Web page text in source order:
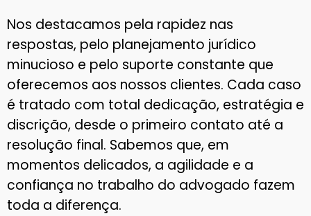
Nos destacamos pela rapidez nas
respostas, pelo planejamento jurídico
minucioso e pelo suporte constante que
oferecemos aos nossos clientes. Cada caso
é tratado com total dedicação, estratégia e
discrição, desde o primeiro contato até a
resolução final. Sabemos que, em
momentos delicados, a agilidade e a
confiança no trabalho do advogado fazem
toda a diferença.